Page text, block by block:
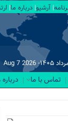
آرشیو درباره ما
Aug 7 2026
تماس با ما درباره